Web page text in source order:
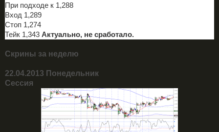
При подходе к 1,288
Вход 1,289
Стоп 1,274
Тейк 1,343 Актуально, не сработало.
Скрины за неделю
22.04.2013 Понедельник
Сессия